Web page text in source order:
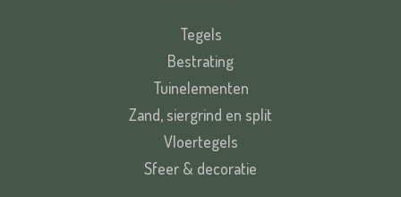
Tegels
Bestrating
Tuinelementen
Zand, siergrind en split
Vloertegels
Sfeer & decoratie